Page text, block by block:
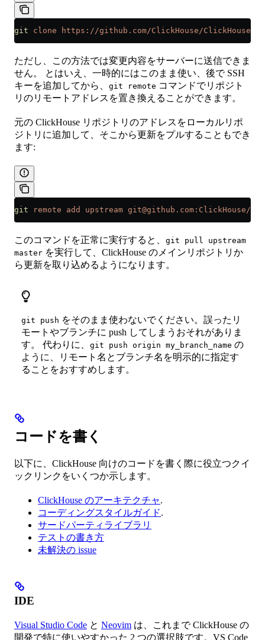
git clone https://github.com/ClickHouse/
ただし、この方法では変更内容をサーバーに送信できま
せん。 とはいえ、一時的にはこのまま使い、後で SSH
キーを追加してから、 git remote コマンドでリポジト
リのリモートアドレスを置き換えることができます。
元の ClickHouse リポジトリのアドレスをローカルリポ
ジトリに追加して、そこから更新をプルすることもでき
ます:
git remote add upstream git@github.com:ClickHouse/
このコマンドを正常に実行すると、 git pull upstream
master を実行して、ClickHouse のメインリポジトリか
ら更新を取り込めるようになります。
git push をそのまま使わないでください。誤ったリ
モートやブランチに push してしまうおそれがありま
す。 代わりに、 git push origin my_branch_name の
ように、リモート名とブランチ名を明示的に指定す
ることをおすすめします。
コードを書く
以下に、ClickHouse 向けのコードを書く際に役立つクイ
ックリンクをいくつか示します。
ClickHouse のアーキテクチャ.
コーディングスタイルガイド.
サードパーティライブラリ
テストの書き方
未解決の issue
IDE
Visual Studio Code と Neovim は、これまで ClickHouse の
開発で特に使いやすかった 2 つの選択肢です。VS Code